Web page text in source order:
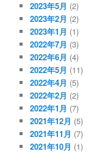
2023年5月 (2)
2023年2月 (2)
2023年1月 (1)
2022年7月 (3)
2022年6月 (4)
2022年5月 (11)
2022年4月 (5)
2022年2月 (2)
2022年1月 (7)
2021年12月 (5)
2021年11月 (7)
2021年10月 (1)